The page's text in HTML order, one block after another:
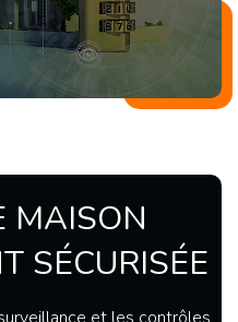
MAISON
SÉCURISÉE